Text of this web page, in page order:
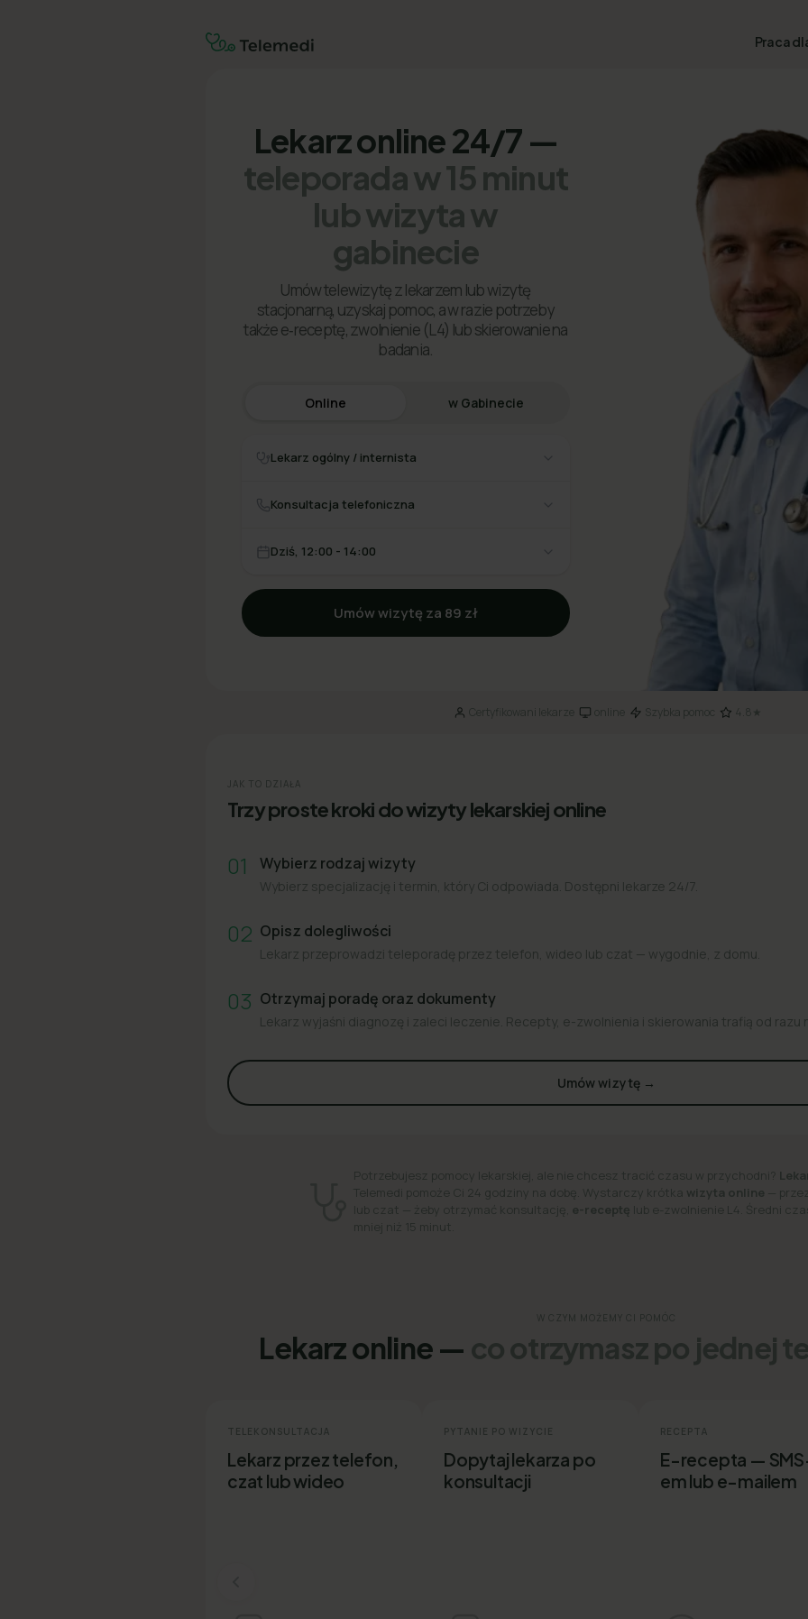
Praca
Lekarz online 24/7 —
teleporada w 15 minut
lub wizyta w
gabinecie
Umów telewizytę z lekarzem lub wizytę
stacjonarną, uzyskaj pomoc, a w razie potrzeby
także e‑receptę, zwolnienie (L4) lub skierowanie na
badania.
Online w Gabinecie
Lekarz ogólny / internista
Konsultacja telefoniczna
Dziś, 12:00 - 14:00
Umów wizytę za 89 zł
Certyfikowani lekarze· online· Szybka pomoc 4.8★
JAK TO DZIAŁA
Trzy proste kroki do wizyty lekarskiej online
01 Wybierz rodzaj wizyty
Wybierz specjalizację i termin, który Ci odpowiada. Dostępni lekarze 24/7.
02 Opisz dolegliwości
Lekarz przeprowadzi teleporadę przez telefon, wideo lub czat — wygodnie, z domu.
03 Otrzymaj poradę oraz dokumenty
Lekarz wyjaśni diagnozę i zaleci leczenie. Recepty, e-zwolnienia i skierowania trafią od razu
Umów wizytę →
Potrzebujesz pomocy lekarskiej, ale nie chcesz tracić czasu w przychodni?
Telemedi pomoże Ci 24 godziny na dobę. Wystarczy krótka wizyta online —
lub czat — żeby otrzymać konsultację, e-receptę lub e-zwolnienie L4. Średni
mniej niż 15 minut.
W CZYM MOŻEMY CI POMÓC
Lekarz online — co otrzymasz po jednej
TELEKONSULTACJA
Lekarz przez telefon,
czat lub wideo
PYTANIE PO WIZYCIE
Dopytaj lekarza po
konsultacji
RECEPTA
E-recepta —
em lub e-mailem